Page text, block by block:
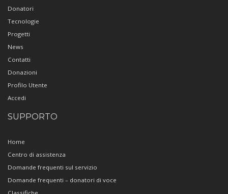
Donatori
Tecnologie
Progetti
News
Contatti
Donazioni
Profilo Utente
Accedi
SUPPORTO
Home
Centro di assistenza
Domande frequenti sul servizio
Domande frequenti – donatori di voce